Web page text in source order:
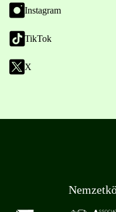
Instagram
TikTok
X